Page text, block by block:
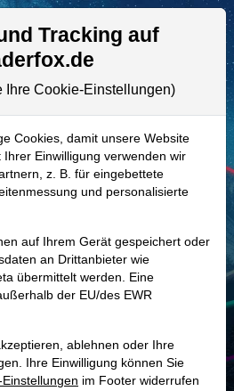
Aktien- und Artikelsuche
Global Payments
22,79 Mrd. USD
7,71 Mrd. USD
Tracking auf
Ihre Cookie-Einstellungen)
Cookies, damit unsere Website
Einwilligung verwenden wir
z. B. für eingebettete
und personalisierte
auf Ihrem Gerät gespeichert oder
an Drittanbieter wie
übermittelt werden. Eine
der EU/des EWR
ablehnen oder Ihre
Ihre Einwilligung können Sie
im Footer widerrufen